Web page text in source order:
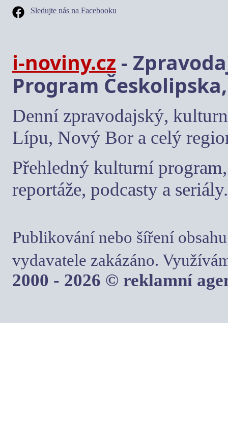
Sledujte nás na Facebooku
i-noviny.cz -
Program
Denní zpravodajský,
Lípu, Nový Bor a celý
Přehledný kulturní
reportáže, podcasty a seriály.
Publikování nebo šíření
vydavatele zakázáno.
2000 - 2026 © reklamní